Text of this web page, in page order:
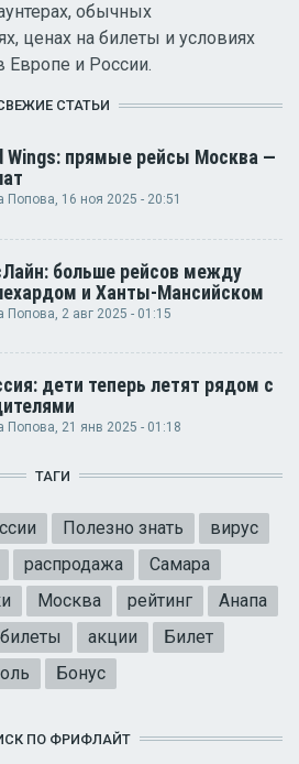
обычных
ценах на билеты и условиях
Европе и России.
СТАТЬИ
Wings: прямые рейсы Москва —
Попова, 16 ноя 2025 - 20:51
больше рейсов между
и Ханты-Мансийском
Попова , 2 авг 2025 - 01:15
дети теперь летят рядом с
Попова, 21 янв 2025 - 01:18
ТАГИ
Полезно знать
вирус
распродажа
Самара
Москва рейтинг
Анапа
акции
Билет
Бонус
ПО ФРИФЛАЙТ